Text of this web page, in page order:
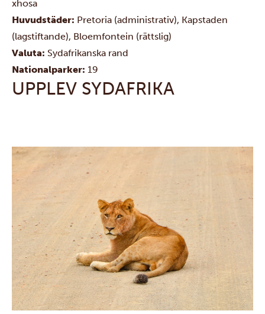
xhosa
Huvudstäder: Pretoria (administrativ), Kapstaden
(lagstiftande), Bloemfontein (rättslig)
Valuta: Sydafrikanska rand
Nationalparker: 19
UPPLEV SYDAFRIKA